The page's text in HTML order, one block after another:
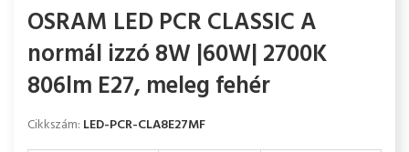
OSRAM LED PCR CLASSIC A
normál izzó 8W |60W| 2700K
806lm E27, meleg fehér
Cikkszám: LED-PCR-CLA8E27MF